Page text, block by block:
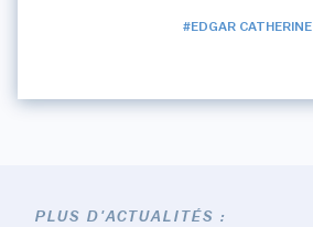
#EDGAR CATHERINE
PLUS D'ACTUALITÉS :